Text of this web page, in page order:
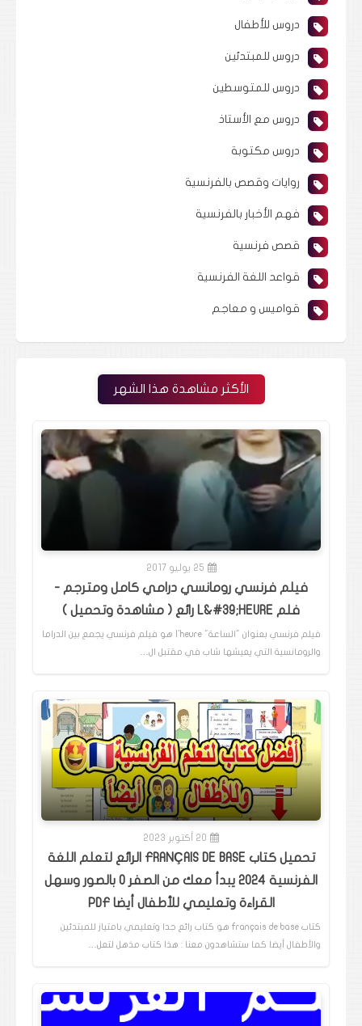
دروس للأطفال
دروس للمبتدئين
دروس للمتوسطين
دروس مع الأستاذ
دروس مكتوبة
روايات وقصص بالفرنسية
فهم الأخبار بالفرنسية
قصص فرنسية
قواعد اللغة الفرنسية
قواميس و معاجم
الأكثر مشاهدة هذا الشهر
25 يوليو 2017
فيلم فرنسي رومانسي درامي كامل ومترجم -
فلم L&#39;HEURE رائع ( مشاهدة وتحميل )
فيلم فرنسي بعنوان "الساعة" l'heure هو فيلم فرنسي يجمع بين الدراما
والرومانسية التي يعيشها شاب في مقتبل ال…
20 أكتوبر 2023
تحميل كتاب FRANÇAIS DE BASE الرائع لتعلم اللغة
الفرنسية 2024 يبدأ معك من الصفر 0 بالصور وسهل
القراءة وتعليمي للأطفال أيضا PDF
كتاب français de base هو كتاب رائع جدا وتعليمي بامتياز للمبتدئين
والأطفال أيضا كما ستشاهدون معنا : هذا كتاب مذهل لتعل…